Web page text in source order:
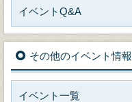
イベントQ&A
その他のイベント情報
イベント一覧